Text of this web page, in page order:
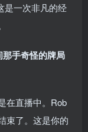
是一次非凡的经
手奇怪的牌局
在直播中。Rob
束了。这是你的